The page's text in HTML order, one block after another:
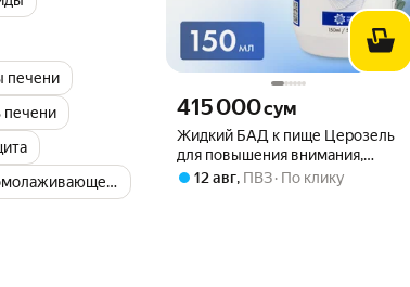
печени
печени
средство
Жидкий БАД к пище Церозель
для повышения внимания,
памяти, гормонального
Цена 415000 сум вместо
415 000сум
12 авг, ПВЗ По клику